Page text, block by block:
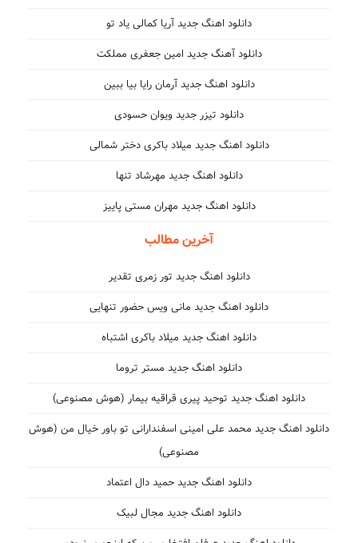
دانلود اهنگ جدید آریا کمالی یاد تو
دانلود آهنگ جدید امین جعفری مملکت
دانلود اهنگ جدید آرمان رایا بیا ببین
دانلود تیزر جدید ویوان حسودی
دانلود اهنگ جدید میلاد باکری دختر شمالی
دانلود اهنگ جدید مهرشاد تنها
دانلود اهنگ جدید مهران مستی پاییز
آخرین مطالب
دانلود اهنگ جدید تور زمری تقدیر
دانلود اهنگ جدید مانی ویس حضور تنهایی
دانلود اهنگ جدید میلاد باکری اشتباه
دانلود اهنگ جدید مستر تروما
دانلود اهنگ جدید توحید پیری قراقیه بیمار (هوش مصنوعی)
دانلود اهنگ جدید محمد علی امینی اسفندارانی تو باور خیال من (هوش
مصنوعی)
دانلود اهنگ جدید حمید دال اعتماد
دانلود اهنگ جدید مجال لبیک